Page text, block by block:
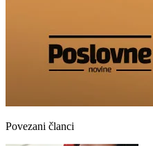
Povezani članci